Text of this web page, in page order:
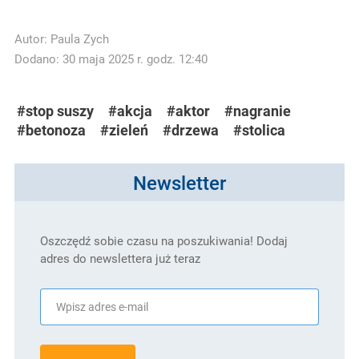
Autor: Paula Zych
Dodano: 30 maja 2025 r. godz. 12:40
#stop suszy #akcja #aktor
#nagranie
#betonoza
#zieleń #drzewa #stolica
Newsletter
Oszczędź sobie czasu na poszukiwania! Dodaj
adres do newslettera już teraz